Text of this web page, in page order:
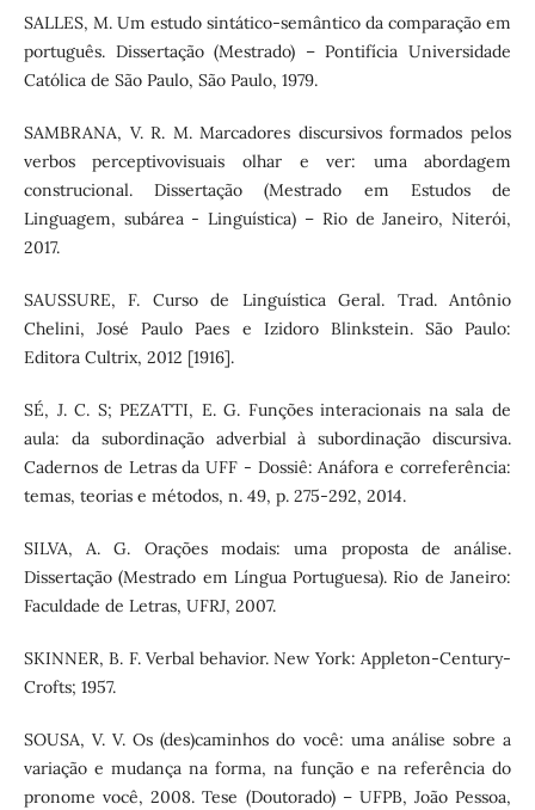
SALLES, M. Um estudo sintático-semântico da comparação em
português. Dissertação (Mestrado) – Pontifícia Universidade
Católica de São Paulo, São Paulo, 1979.
SAMBRANA, V. R. M. Marcadores discursivos formados pelos
verbos perceptivovisuais olhar e ver: uma abordagem
construcional. Dissertação (Mestrado em Estudos de
Linguagem, subárea - Linguística) – Rio de Janeiro, Niterói,
2017.
SAUSSURE, F. Curso de Linguística Geral. Trad. Antônio
Chelini, José Paulo Paes e Izidoro Blinkstein. São Paulo:
Editora Cultrix, 2012 [1916].
SÉ, J. C. S; PEZATTI, E. G. Funções interacionais na sala de
aula: da subordinação adverbial à subordinação discursiva.
Cadernos de Letras da UFF - Dossiê: Anáfora e correferência:
temas, teorias e métodos, n. 49, p. 275-292, 2014.
SILVA, A. G. Orações modais: uma proposta de análise.
Dissertação (Mestrado em Língua Portuguesa). Rio de Janeiro:
Faculdade de Letras, UFRJ, 2007.
SKINNER, B. F. Verbal behavior. New York: Appleton-Century-
Crofts; 1957.
SOUSA, V. V. Os (des)caminhos do você: uma análise sobre a
variação e mudança na forma, na função e na referência do
pronome você, 2008. Tese (Doutorado) – UFPB, João Pessoa,